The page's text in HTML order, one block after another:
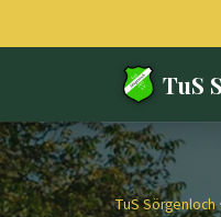
TuS
TuS Sörgenloch·